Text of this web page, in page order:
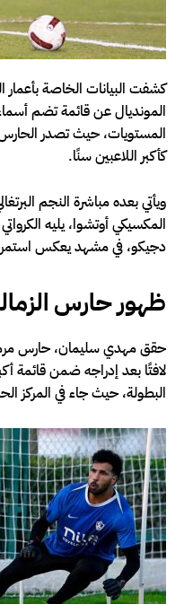
كشفت البيانات الخاصة بأعمار
المونديال عن قائمة تضم
المستويات، حيث تصدر
كأكبر اللاعبين سنًا.
ويأتي بعده مباشرة النجم
المكسيكي أوتشوا، يليه
دجيكو، في مشهد يعكس
ظهور حارس
حقق مهدي سليمان، حارس
لافتًا بعد إدراجه ضمن قائمة
البطولة، حيث جاء في المركز